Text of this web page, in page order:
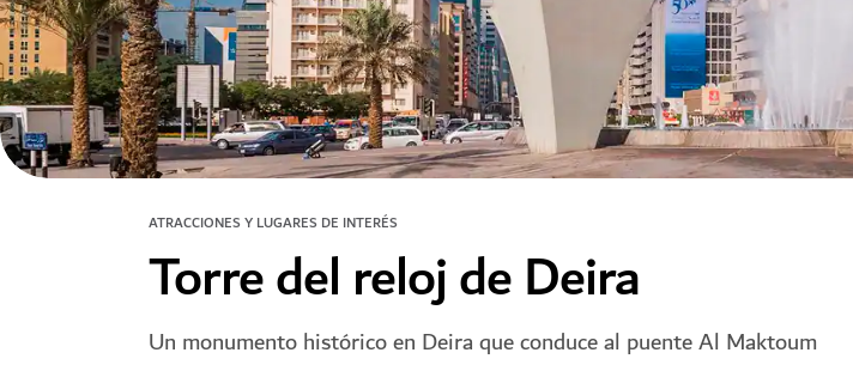
ATRACCIONES Y LUGARES DE INTERÉS
Torre del reloj de Deira
Un monumento histórico en Deira que conduce al puente Al Maktoum